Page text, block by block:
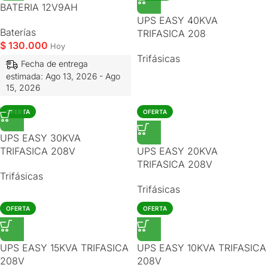
BATERIA 12V9AH
Baterías
$ 130.000 Hoy
Fecha de entrega
estimada: Ago 13, 2026 - Ago
15, 2026
UPS EASY 40KVA
TRIFASICA 208
Trifásicas
OFERTA
UPS EASY 30KVA
TRIFASICA 208V
Trifásicas
OFERTA
UPS EASY 20KVA
TRIFASICA 208V
Trifásicas
OFERTA
UPS EASY 15KVA TRIFASICA
208V
OFERTA
UPS EASY 10KVA TRIFASICA
208V